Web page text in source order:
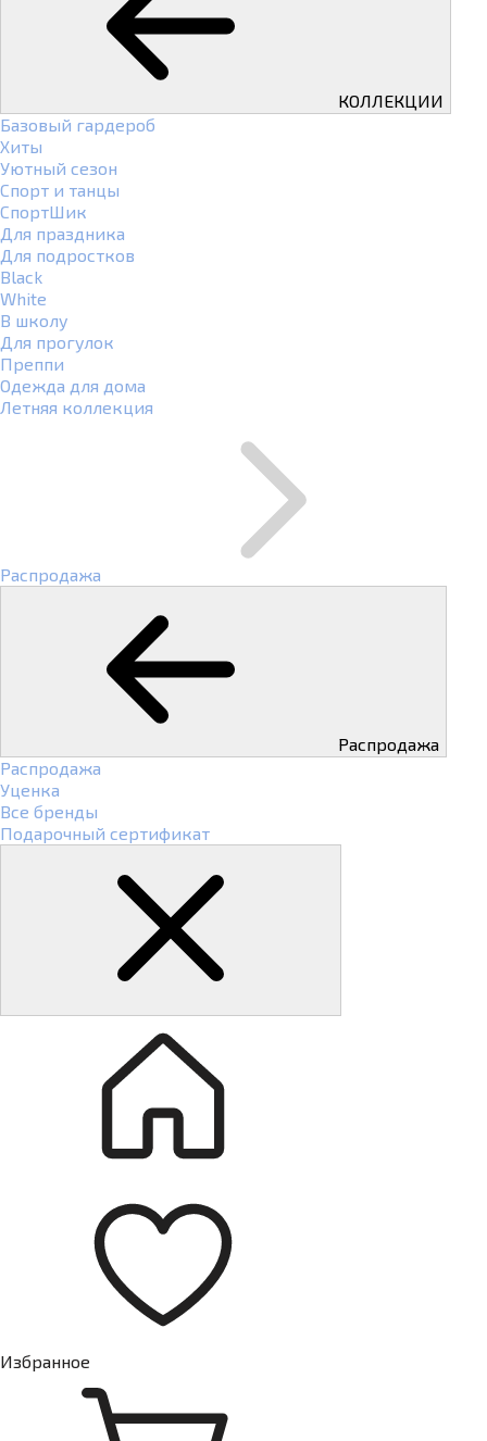
КОЛЛЕКЦИИ
Базовый гардероб
Хиты
Уютный сезон
Спорт и танцы
СпортШик
Для праздника
Для подростков
Black
White
В школу
Для прогулок
Преппи
Одежда для дома
Летняя коллекция
Распродажа
Распродажа
Распродажа
Уценка
Все бренды
Подарочный сертификат
Избранное